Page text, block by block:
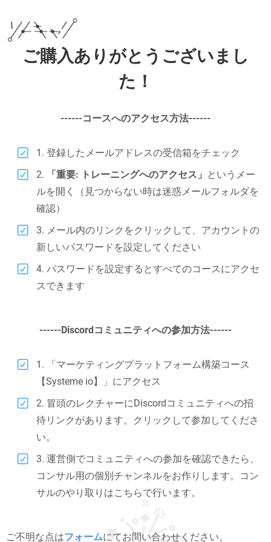
ご購入ありがとうございまし
た！
------コースへのアクセス方法------
1. 登録したメールアドレスの受信箱をチェック
2.
「重要: トレーニングへのアクセス」 というメー
ルを開く（見つからない時は迷惑メールフォルダを
確認）
3. メール内のリンクをクリックして、アカウントの
新しいパスワードを設定してください
4. パスワードを設定するとすべてのコースにアクセ
スできます
------Discordコミュニティへの参加方法------
1. 「マーケティングプラットフォーム構築コース
【Systeme io】」にアクセス
2. 冒頭のレクチャーにDiscordコミュニティへの招
待リンクがあります。クリックして参加してくださ
い。
3. 運営側でコミュニティへの参加を確認できたら、
コンサル用の個別チャンネルをお作りします。コン
サルのやり取りはこちらで行います。
ご不明な点はフォームにてお問い合わせください。